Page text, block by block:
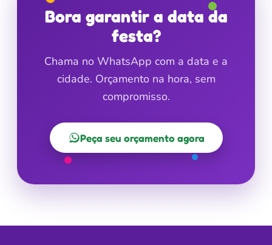
Bora garantir a data da
festa?
Chama no WhatsApp com a data e a
cidade. Orçamento na hora, sem
compromisso.
Peça seu orçamento agora